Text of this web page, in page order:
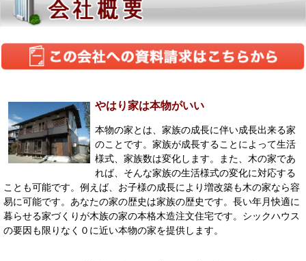
やはり家は本物がいい
本物の家とは、家族の成長に伴い成長出来る家
のことです。家族が成長することによって生活
様式、家族数は変化します。また、木の家であ
れば、そんな家族の生活様式の変化に対応する
ことも可能です。例えば、お子様の成長により増改築も木の家なら容
易に可能です。あなたの家の歴史は家族の歴史です。長い年月快適に
暮らせる家づくりが木族の家の本格木造注文住宅です。シックハウス
の要因も限りなく０に近い本物の家を提供します。